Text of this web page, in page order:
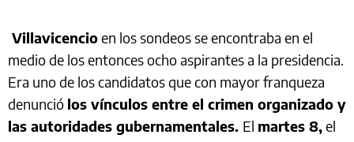
Villavicencioen los sondeos se encontraba en el
medio de los entonces ocho aspirantes a la presidencia.
Era uno de los candidatos que con mayor franqueza
denunció los vínculos entre el crimen organizado y
las autoridades gubernamentales. El martes 8,el